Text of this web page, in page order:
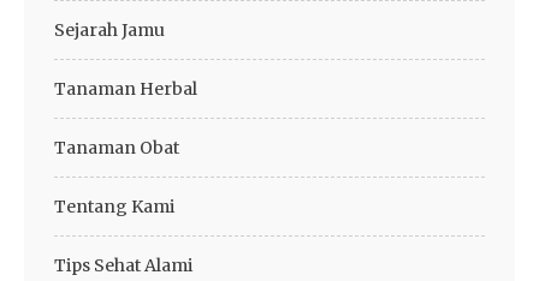
Sejarah Jamu
Tanaman Herbal
Tanaman Obat
Tentang Kami
Tips Sehat Alami